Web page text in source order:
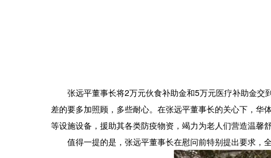
张远平董事长将2万元伙食补助金和5万元医疗补助金
差的要多加照顾，多些耐心。在张远平董事长的关心下，
等设施设备，援助其各类防疫物资，竭力为老人们营造温馨
值得一提的是，张远平董事长在慰问前特别提出要求，